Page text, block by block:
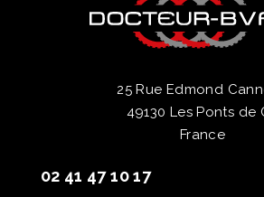
25 Rue Edmond
49130 Les Ponts de
France
02 41 47 10 17